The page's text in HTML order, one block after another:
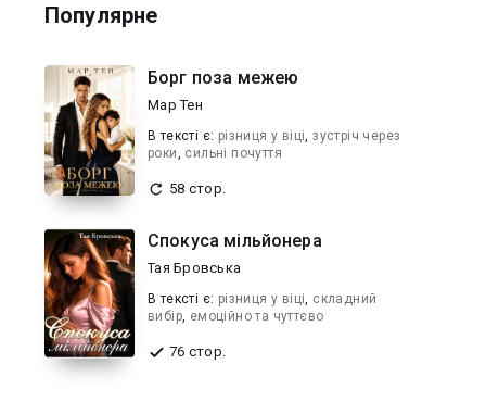
Популярне
Борг поза межею
Мар Тен
В текcті є: різниця у віці,зустріч через
роки, сильні почуття
58 стор.
Спокуса мільйонера
Тая Бровська
В текcті є: різниця у віці, складний
вибір, емоційно та чуттєво
76 стор.